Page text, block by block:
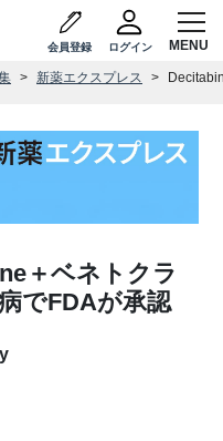
会員登録 ログイン
新薬エクスプレス
＋ベネトクラ
でFDAが承認